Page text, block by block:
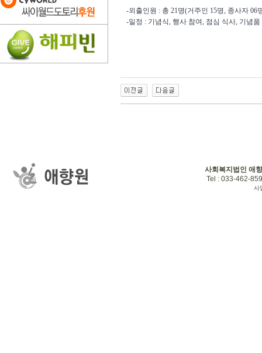
-외출인원 : 총 21명(거주인 15명, 종사자 06
-일정 : 기념식, 행사 참여, 점심 식사, 기념품
사회복지법인 애
Tel : 033-462-
사